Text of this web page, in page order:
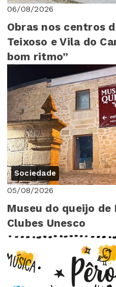
06/08/2026
Obras nos centros
Teixoso e Vila do
bom ritmo”
Sociedade
05/08/2026
Museu do queijo de
Clubes Unesco